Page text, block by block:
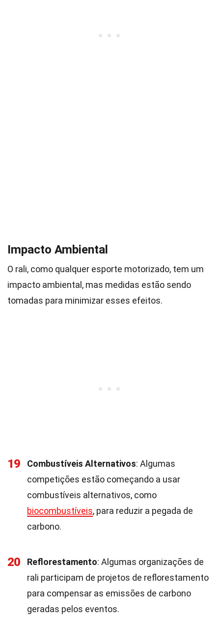
Impacto Ambiental
O rali, como qualquer esporte motorizado, tem um
impacto ambiental, mas medidas estão sendo
tomadas para minimizar esses efeitos.
19 Combustíveis Alternativos: Algumas
competições estão começando a usar
combustíveis alternativos, como
biocombustíveis, para reduzir a pegada de
carbono.
20 Reflorestamento: Algumas organizações de
rali participam de projetos de reflorestamento
para compensar as emissões de carbono
geradas pelos eventos.